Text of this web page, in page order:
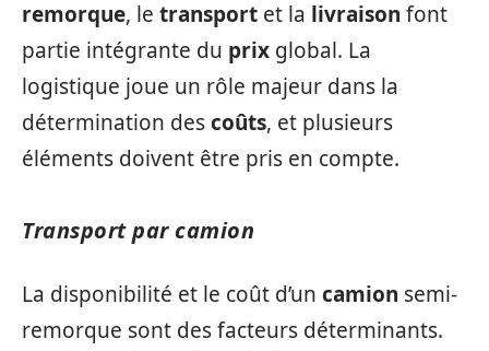
remorque, le transport et la livraison font
partie intégrante du prix global. La
logistique joue un rôle majeur dans la
détermination descoûts, et plusieurs
éléments doivent être pris en compte.
Transport par camion
La disponibilité et le coût d’un camion semi-
remorque sont des facteurs déterminants.